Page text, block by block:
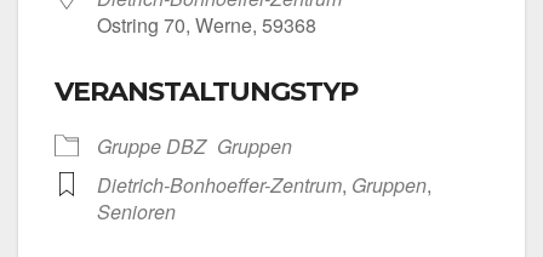
Ost­ring 70, Wer­ne, 59368
VERANSTALTUNGSTYP
Grup­pe DBZ Grup­pen
Dietrich-Bonhoeffer-Zentrum, Grup­pen,
Senio­ren